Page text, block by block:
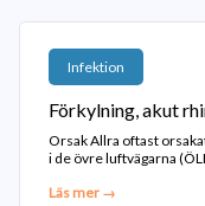
Infektion
Förkylning, akut
Orsak Allra oftast
i de övre luftvägarna
Läs mer →